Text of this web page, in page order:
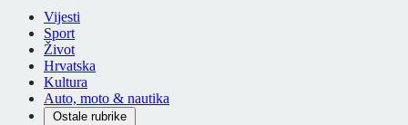
Vijesti
Sport
Život
Hrvatska
Kultura
Auto, moto & nautika
Ostale rubrike